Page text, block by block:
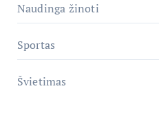
Naudinga žinoti
Sportas
Švietimas